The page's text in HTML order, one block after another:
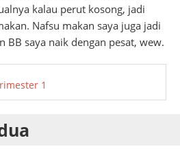
kalau perut kosong, jadi
Nafsu makan saya juga jadi
BB saya naik dengan pesat, wew.
1